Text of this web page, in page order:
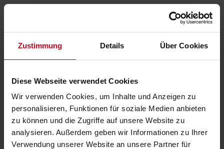
Zustimmung Details Über Cookies
Diese Webseite verwendet Cookies
Wir verwenden Cookies, um Inhalte und Anzeigen zu
personalisieren, Funktionen für soziale Medien anbieten
zu können und die Zugriffe auf unsere Website zu
analysieren. Außerdem geben wir Informationen zu Ihrer
Verwendung unserer Website an unsere Partner für